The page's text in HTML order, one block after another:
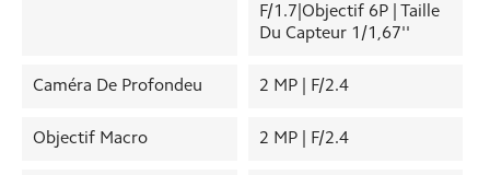
F/1.7|Objectif 6P | Taille
Du Capteur 1/1,67''
Caméra De Profondeu 2 MP | F/2.4
Objectif Macro 2 MP | F/2.4